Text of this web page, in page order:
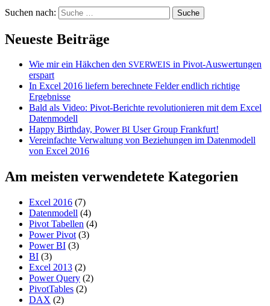
Suchen nach:
Neueste Beiträge
Wie mir ein Häkchen den SVERWEIS in Pivot-Auswertungen
erspart
In Excel 2016 liefern berechnete Felder endlich richtige
Ergebnisse
Bald als Video: Pivot-Berichte revolutionieren mit dem Excel
Datenmodell
Happy Birthday, PowerBI User Group Frankfurt!
Vereinfachte Verwaltung von Beziehungen im Datenmodell
von Excel 2016
Am meisten verwendetete Kategorien
Excel 2016 (7)
Datenmodell (4)
Pivot Tabellen (4)
Power Pivot (3)
Power BI (3)
BI (3)
Excel 2013 (2)
Power Query (2)
PivotTables (2)
DAX (2)